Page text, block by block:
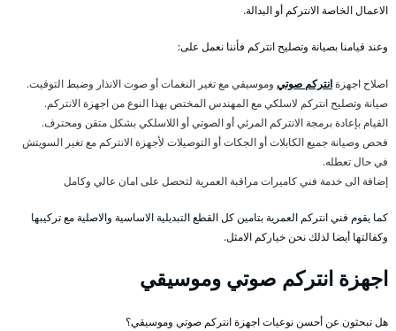
الاعمال الخاصة الانتركم أو البدالة.
وعند قيامنا بصيانة وتصليح انتركم فأننا نعمل على:
اصلاح اجهزةانتركم صوتي وموسيقي مع تغير النغمات أو صوت الانذار وضبط التوقيت.
صيانة وتصليح انتركم لاسلكي مع المهندس المختص بهذا النوع من اجهزة الانتركم.
القيام بإعادة برمجة الانتركم المرئي أو الصوتي أو اللاسلكي بشكل متقن ومحترف.
فحص وصيانة جميع الكابلات أو الجكات أو التوصيلات لأجهزة الانتركم مع تغير السويتش
في حال تعطله.
إضافة الى خدمة فني كاميرات مراقبة العمرية لتحصل على امان عالي وكامل
كما يقوم فني انتركم العمرية بتامين كل القطع التبديلية الاساسية والاصلية مع تركيبها
وكفالتها أيضا لذلك نحن خياركم الامثل.
اجهزة انتركم صوتي وموسيقي
هل تبحثون عن أحسن نوعيات اجهزة انتركم صوتي وموسيقي؟